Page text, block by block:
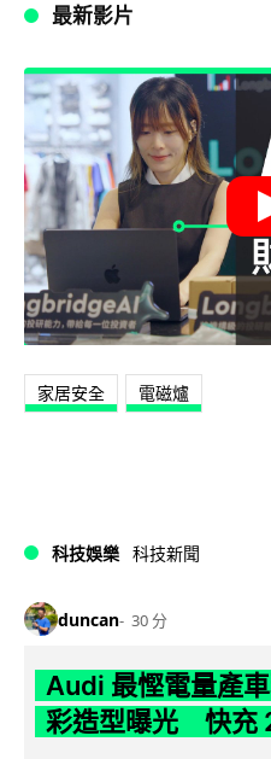
最新影片
家居安全 電磁爐
科技娛樂 科技新聞
duncan 30 分
Audi 最慳電量產
彩造型曝光 快充